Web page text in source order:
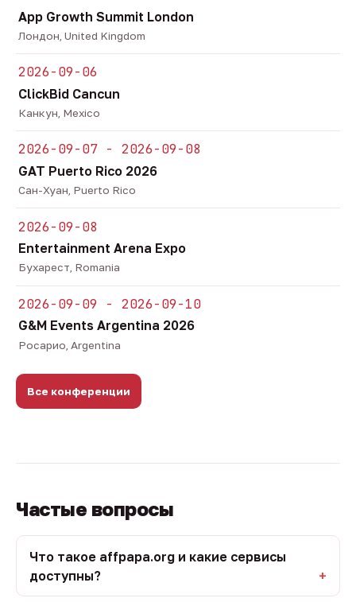
App Growth Summit London
Лондон, United Kingdom
2026-09-06
ClickBid Cancun
Канкун, Mexico
2026-09-07 - 2026-09-08
GAT Puerto Rico 2026
Сан-Хуан, Puerto Rico
2026-09-08
Entertainment Arena Expo
Бухарест, Romania
2026-09-09 - 2026-09-10
G&M Events Argentina 2026
Росарио, Argentina
Все конференции
Частые вопросы
Что такое affpapa.org и какие сервисы
доступны?